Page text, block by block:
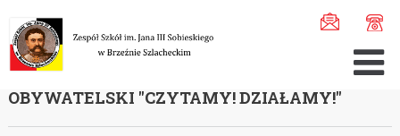
Wojewódzki Konkurs C ...
WOJEWÓDZKI KONKURS CZYTELNICZO-
OBYWATELSKI ''CZYTAMY! DZIAŁAMY!''